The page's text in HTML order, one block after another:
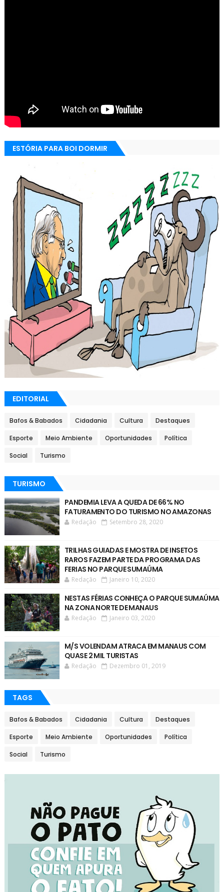
ESTÓRIA PARA BOI DORMIR
EDITORIAL
Bafos & Babados Cidadania Cultura Destaques
Esporte Meio Ambiente Oportunidades Política
Social Turismo
TURISMO
PANDEMIA LEVA A QUEDA DE 66% NO
FATURAMENTO DO TURISMO NO AMAZONAS
Redação Setembro 28, 2020
TRILHAS GUIADAS E MOSTRA DE INSETOS
RAROS FAZEM PARTE DA PROGRAMA DAS
FERIAS NO PARQUE SUMAÚMA
Redação Janeiro 10, 2020
NESTAS FÉRIAS CONHEÇA O PARQUE SUMAÚMA
NA ZONA NORTE DE MANAUS
Redação Janeiro 03, 2020
M/S VOLENDAM ATRACA EM MANAUS COM
QUASE 2 MIL TURISTAS
Redação Dezembro 01, 2019
TAGS
Bafos & Babados Cidadania Cultura Destaques
Esporte Meio Ambiente Oportunidades Política
Social Turismo